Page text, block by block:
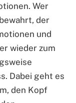
Wer
der
und
wieder zum
Dabei geht es
den Kopf